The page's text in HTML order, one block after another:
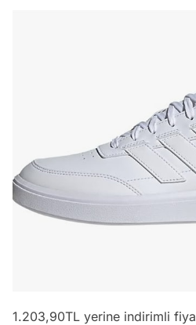
1.203,90TL yerine indirimli